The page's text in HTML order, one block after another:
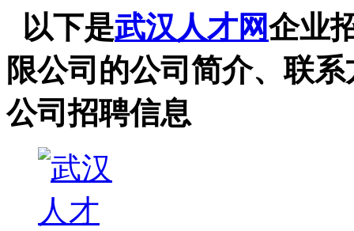
以下是武汉人才网企业
限公司的公司简介、联
公司招聘信息